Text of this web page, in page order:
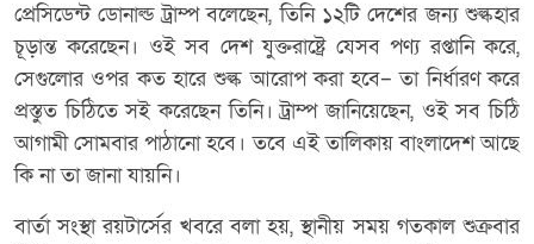
প্রেসিডেন্ট ডোনাল্ড ট্রাম্প বলেছেন, তিনি ১২টি দেশের জন্য শুল্কহার
চূড়ান্ত করেছেন। ওই সব দেশ যুক্তরাষ্ট্রে যেসব পণ্য রপ্তানি করে,
সেগুলোর ওপর কত হারে শুল্ক আরোপ করা হবে– তা নির্ধারণ করে
প্রস্তুত চিঠিতে সই করেছেন তিনি। ট্রাম্প জানিয়েছেন, ওই সব চিঠি
আগামী সোমবার পাঠানো হবে। তবে এই তালিকায় বাংলাদেশ আছে
কি না তা জানা যায়নি।
বার্তা সংস্থা রয়টার্সের খবরে বলা হয়, স্থানীয় সময় গতকাল শুক্রবার